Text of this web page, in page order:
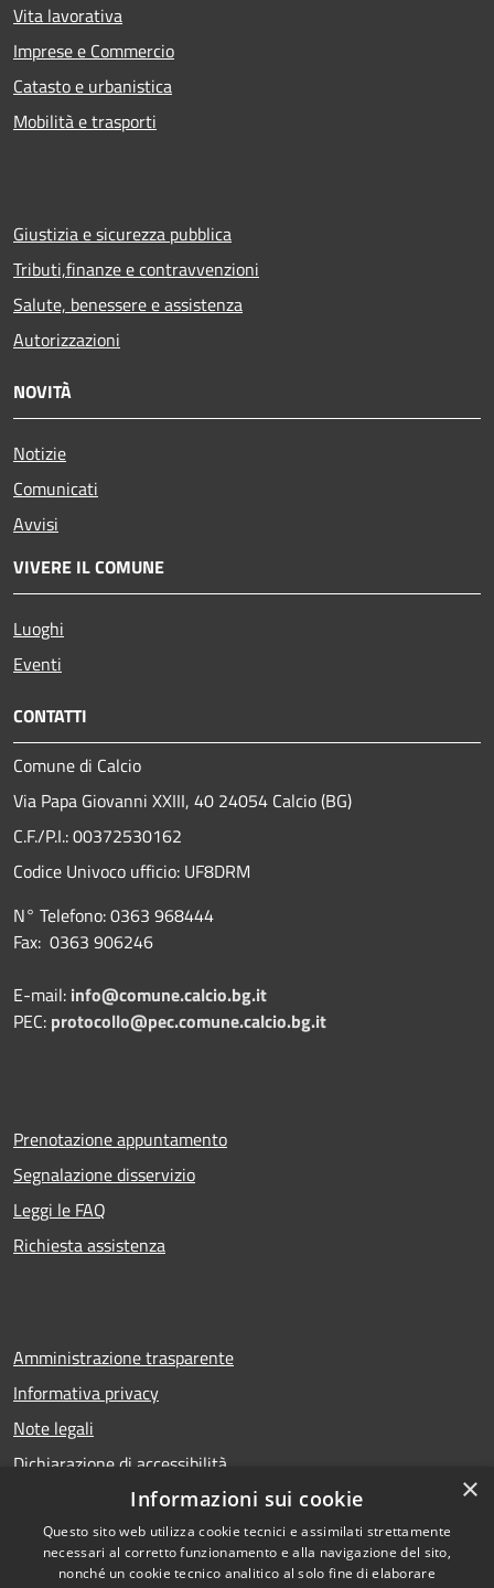
Vita lavorativa
Imprese e Commercio
Catasto e urbanistica
Mobilità e trasporti
Giustizia e sicurezza pubblica
Tributi,finanze e contravvenzioni
Salute, benessere e assistenza
Autorizzazioni
NOVITÀ
Notizie
Comunicati
Avvisi
VIVERE IL COMUNE
Luoghi
Eventi
CONTATTI
Comune di Calcio
Via Papa Giovanni XXIII, 40 24054 Calcio (BG)
C.F./P.I.: 00372530162
Codice Univoco ufficio: UF8DRM
N° Telefono: 0363 968444
Fax: 0363 906246
E-mail: info@comune.calcio.bg.it
PEC: protocollo@pec.comune.calcio.bg.it
Prenotazione appuntamento
Segnalazione disservizio
Leggi le FAQ
Richiesta assistenza
Amministrazione trasparente
Informativa privacy
Note legali
Dichiarazione di accessibilità
RSS
Copyright © 2026 • Comune di
×
Informazioni sui cookie
Questo sito web utilizza cookie tecnici e assimilati strettamente
necessari al corretto funzionamento e alla navigazione del sito,
nonché un cookie tecnico analitico al solo fine di elaborare